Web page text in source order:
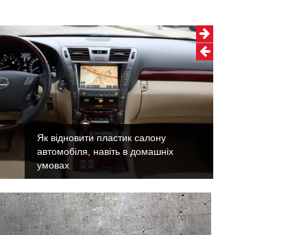
Як відновити пластик салону
автомобіля, навіть в домашніх
умовах